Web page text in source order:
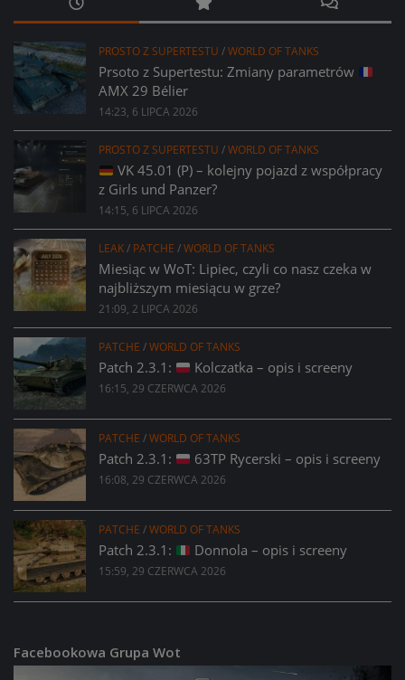
PROSTO Z SUPERTESTU /WORLD OF TANKS
Prsoto z Supertestu: Zmiany parametrów
AMX 29 Bélier
14:23, 6 LIPCA 2026
PROSTO Z SUPERTESTU /WORLD OF TANKS
VK 45.01 (P) – kolejny pojazd z współpracy
z Girls und Panzer?
14:15, 6 LIPCA 2026
LEAK/ PATCHE /WORLD OF TANKS
Miesiąc w WoT: Lipiec, czyli co nasz czeka w
najbliższym miesiącu w grze?
21:09, 2 LIPCA 2026
PATCHE /WORLD OF TANKS
Patch 2.3.1: Kolczatka – opis i screeny
16:15, 29 CZERWCA 2026
PATCHE /WORLD OF TANKS
Patch 2.3.1: 63TP Rycerski – opis i screeny
16:08, 29 CZERWCA 2026
PATCHE /WORLD OF TANKS
Patch 2.3.1: Donnola – opis i screeny
15:59, 29 CZERWCA 2026
Facebookowa Grupa Wot